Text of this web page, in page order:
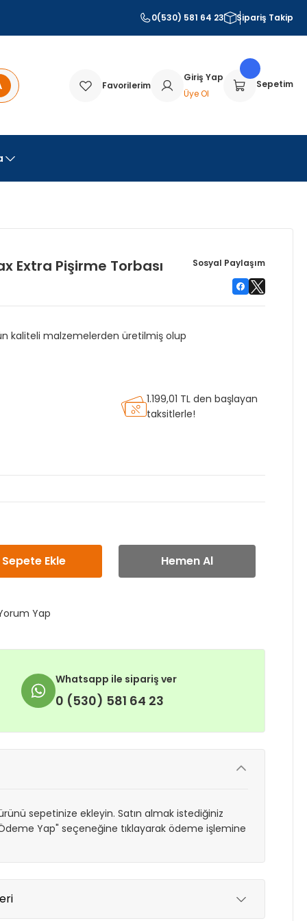
0(530) 581 64 23 Sipariş Takip
Favorilerim
Giriş Yap
Üye Ol
Sepetim
Extra Pişirme Torbası
Sosyal Paylaşım
kaliteli malzemelerden üretilmiş olup
1.199,01 TL den başlayan
taksitlerle!
Sepete Ekle Hemen Al
Yap
Whatsapp ile sipariş ver
0 (530) 581 64 23
sepetinize ekleyin. Satın almak istediğiniz
Yap" seçeneğine tıklayarak ödeme işlemine